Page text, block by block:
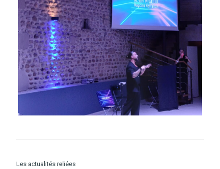
Les actualités reliées